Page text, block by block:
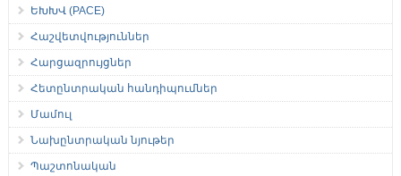
ԵԽԽՎ (PACE)
Հաշվետվություններ
Հարցազրույցներ
Հետընտրական հանդիպումներ
Մամուլ
Նախընտրական նյութեր
Պաշտոնական